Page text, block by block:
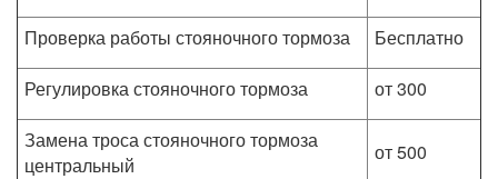
Проверка работы стояночного тормоза
Бесплатно
Регулировка стояночного тормоза
от 300
Замена троса стояночного тормоза
центральный
от 500